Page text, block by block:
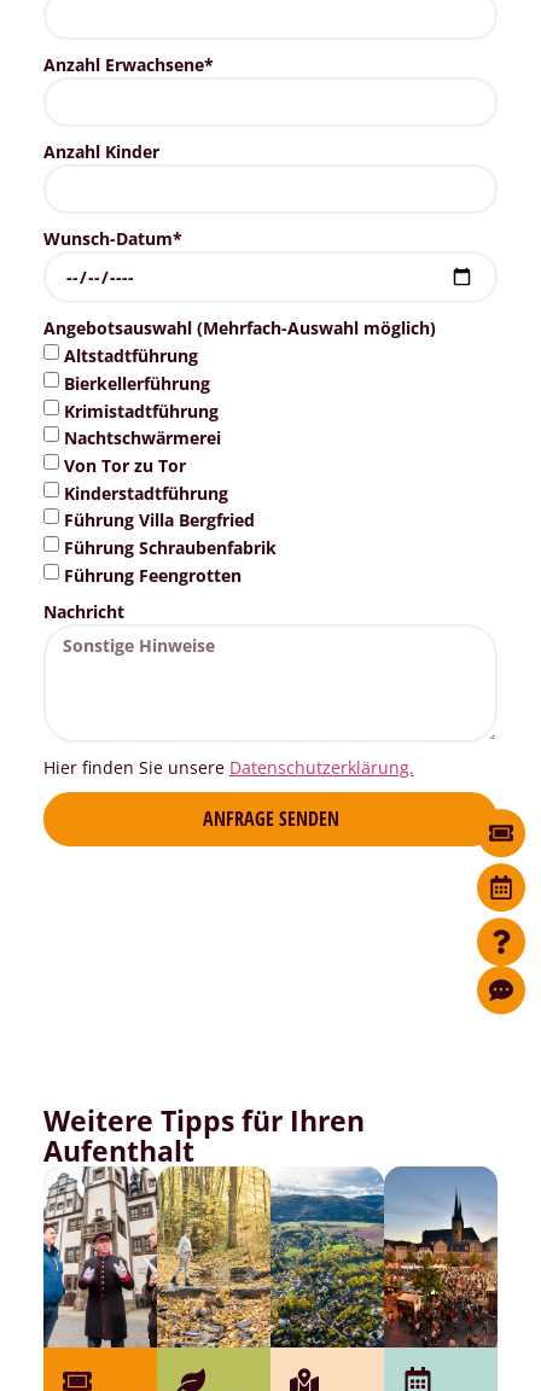
Anzahl Erwachsene*
Anzahl Kinder
Wunsch-Datum*
Angebotsauswahl (Mehrfach-Auswahl möglich)
Altstadtführung
Bierkellerführung
Krimistadtführung
Nachtschwärmerei
Von Tor zu Tor
Kinderstadtführung
Führung Villa Bergfried
Führung Schraubenfabrik
Führung Feengrotten
Nachricht
Hier finden Sie unsere Datenschutzerklärung.
ANFRAGE SENDEN
Weitere Tipps für Ihren
Aufenthalt